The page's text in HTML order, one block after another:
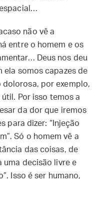
não vê a
entre o homem e os
Deus nos deu
ela somos capazes de
por exemplo,
Por isso temos a
da dor que iremos
para dizer: “Injeção
Só o homem vê a
das coisas, de
uma decisão livre e
Isso é ser humano,